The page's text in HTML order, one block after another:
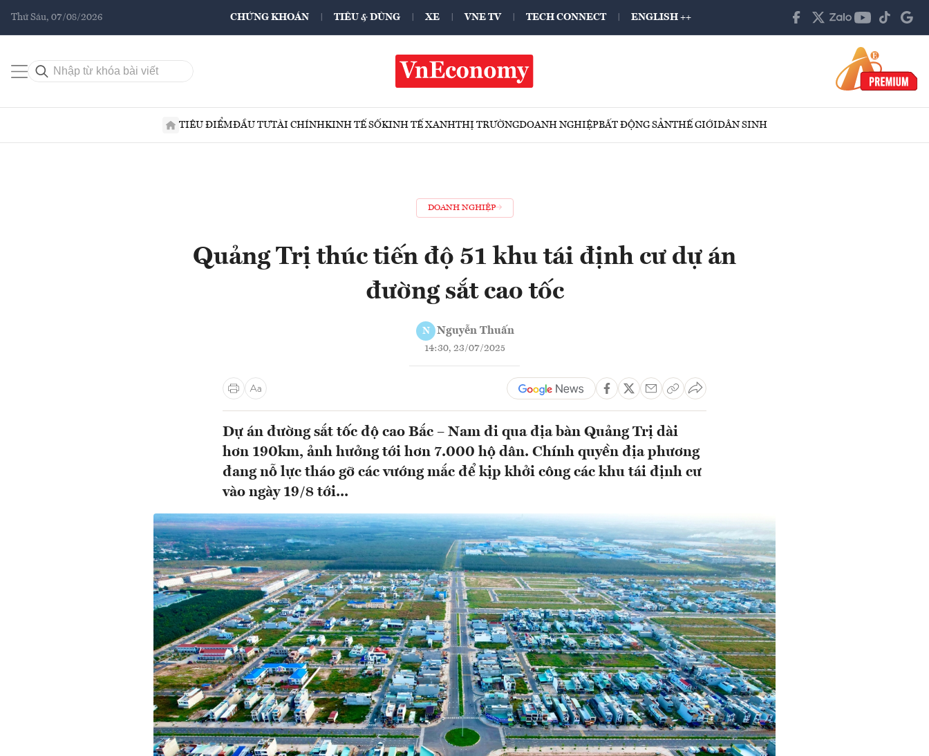
Thứ Sáu, 07/08/2026 CHỨNG KHOÁN TIÊU & DÙNG XE VNE TV TECH CONNECT ENGLISH ++
TIÊU ĐIỂMĐẦU TƯTÀI CHÍNHKINH TẾ SỐKINH TẾ XANHTHỊ TRƯỜNGDOANH NGHIỆPBẤT ĐỘNG SẢNTHẾ GIỚIDÂN SINH
DOANH NGHIỆP
Quảng Trị thúc tiến độ 51 khu tái định cư dự án
đường sắt cao tốc
N Nguyễn Thuấn
14:30, 23/07/2025
Dự án đường sắt tốc độ cao Bắc – Nam đi qua địa bàn Quảng Trị dài
hơn 190km, ảnh hưởng tới hơn 7.000 hộ dân. Chính quyền địa phương
đang nỗ lực tháo gỡ các vướng mắc để kịp khởi công các khu tái định cư
vào ngày 19/8 tới...